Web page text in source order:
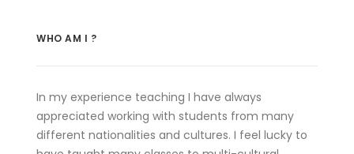
WHO AM I ?
In my experience teaching I have always
appreciated working with students from many
different nationalities and cultures. I feel lucky to